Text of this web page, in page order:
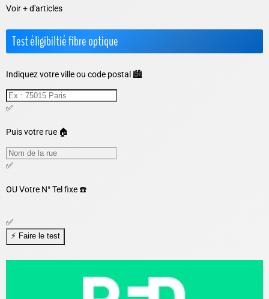
Voir + d'articles
Test éligibiltié fibre optique
Indiquez votre ville ou code postal 🏙️
✅
Puis votre rue 🏠
✅
OUVotre N° Tel fixe ☎️
✅